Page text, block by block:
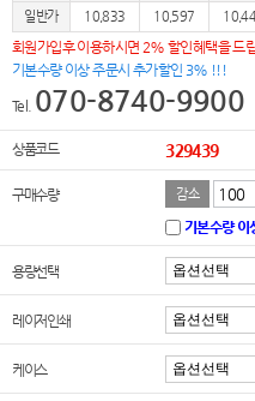
일반가
10,833 10,597
회원가입후 이용하시면 2% 할인혜택을 드
기본수량 이상 주문시 추가할인 3% !!!
Tel. 070-8740-9900
상품코드 329439
구매수량 감소
기본수량 이
용량선택
레이저인쇄
케이스